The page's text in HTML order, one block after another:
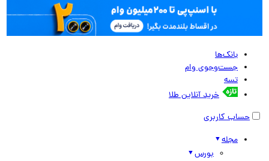
بانک‌ها
جست‌وجوی وام
تسه
خرید آنلاین طلا
حساب کاربری
مجله
بورس